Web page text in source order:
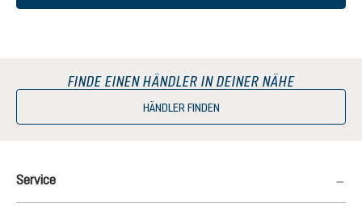
FINDE EINEN HÄNDLER IN DEINER NÄHE
HÄNDLER FINDEN
Service